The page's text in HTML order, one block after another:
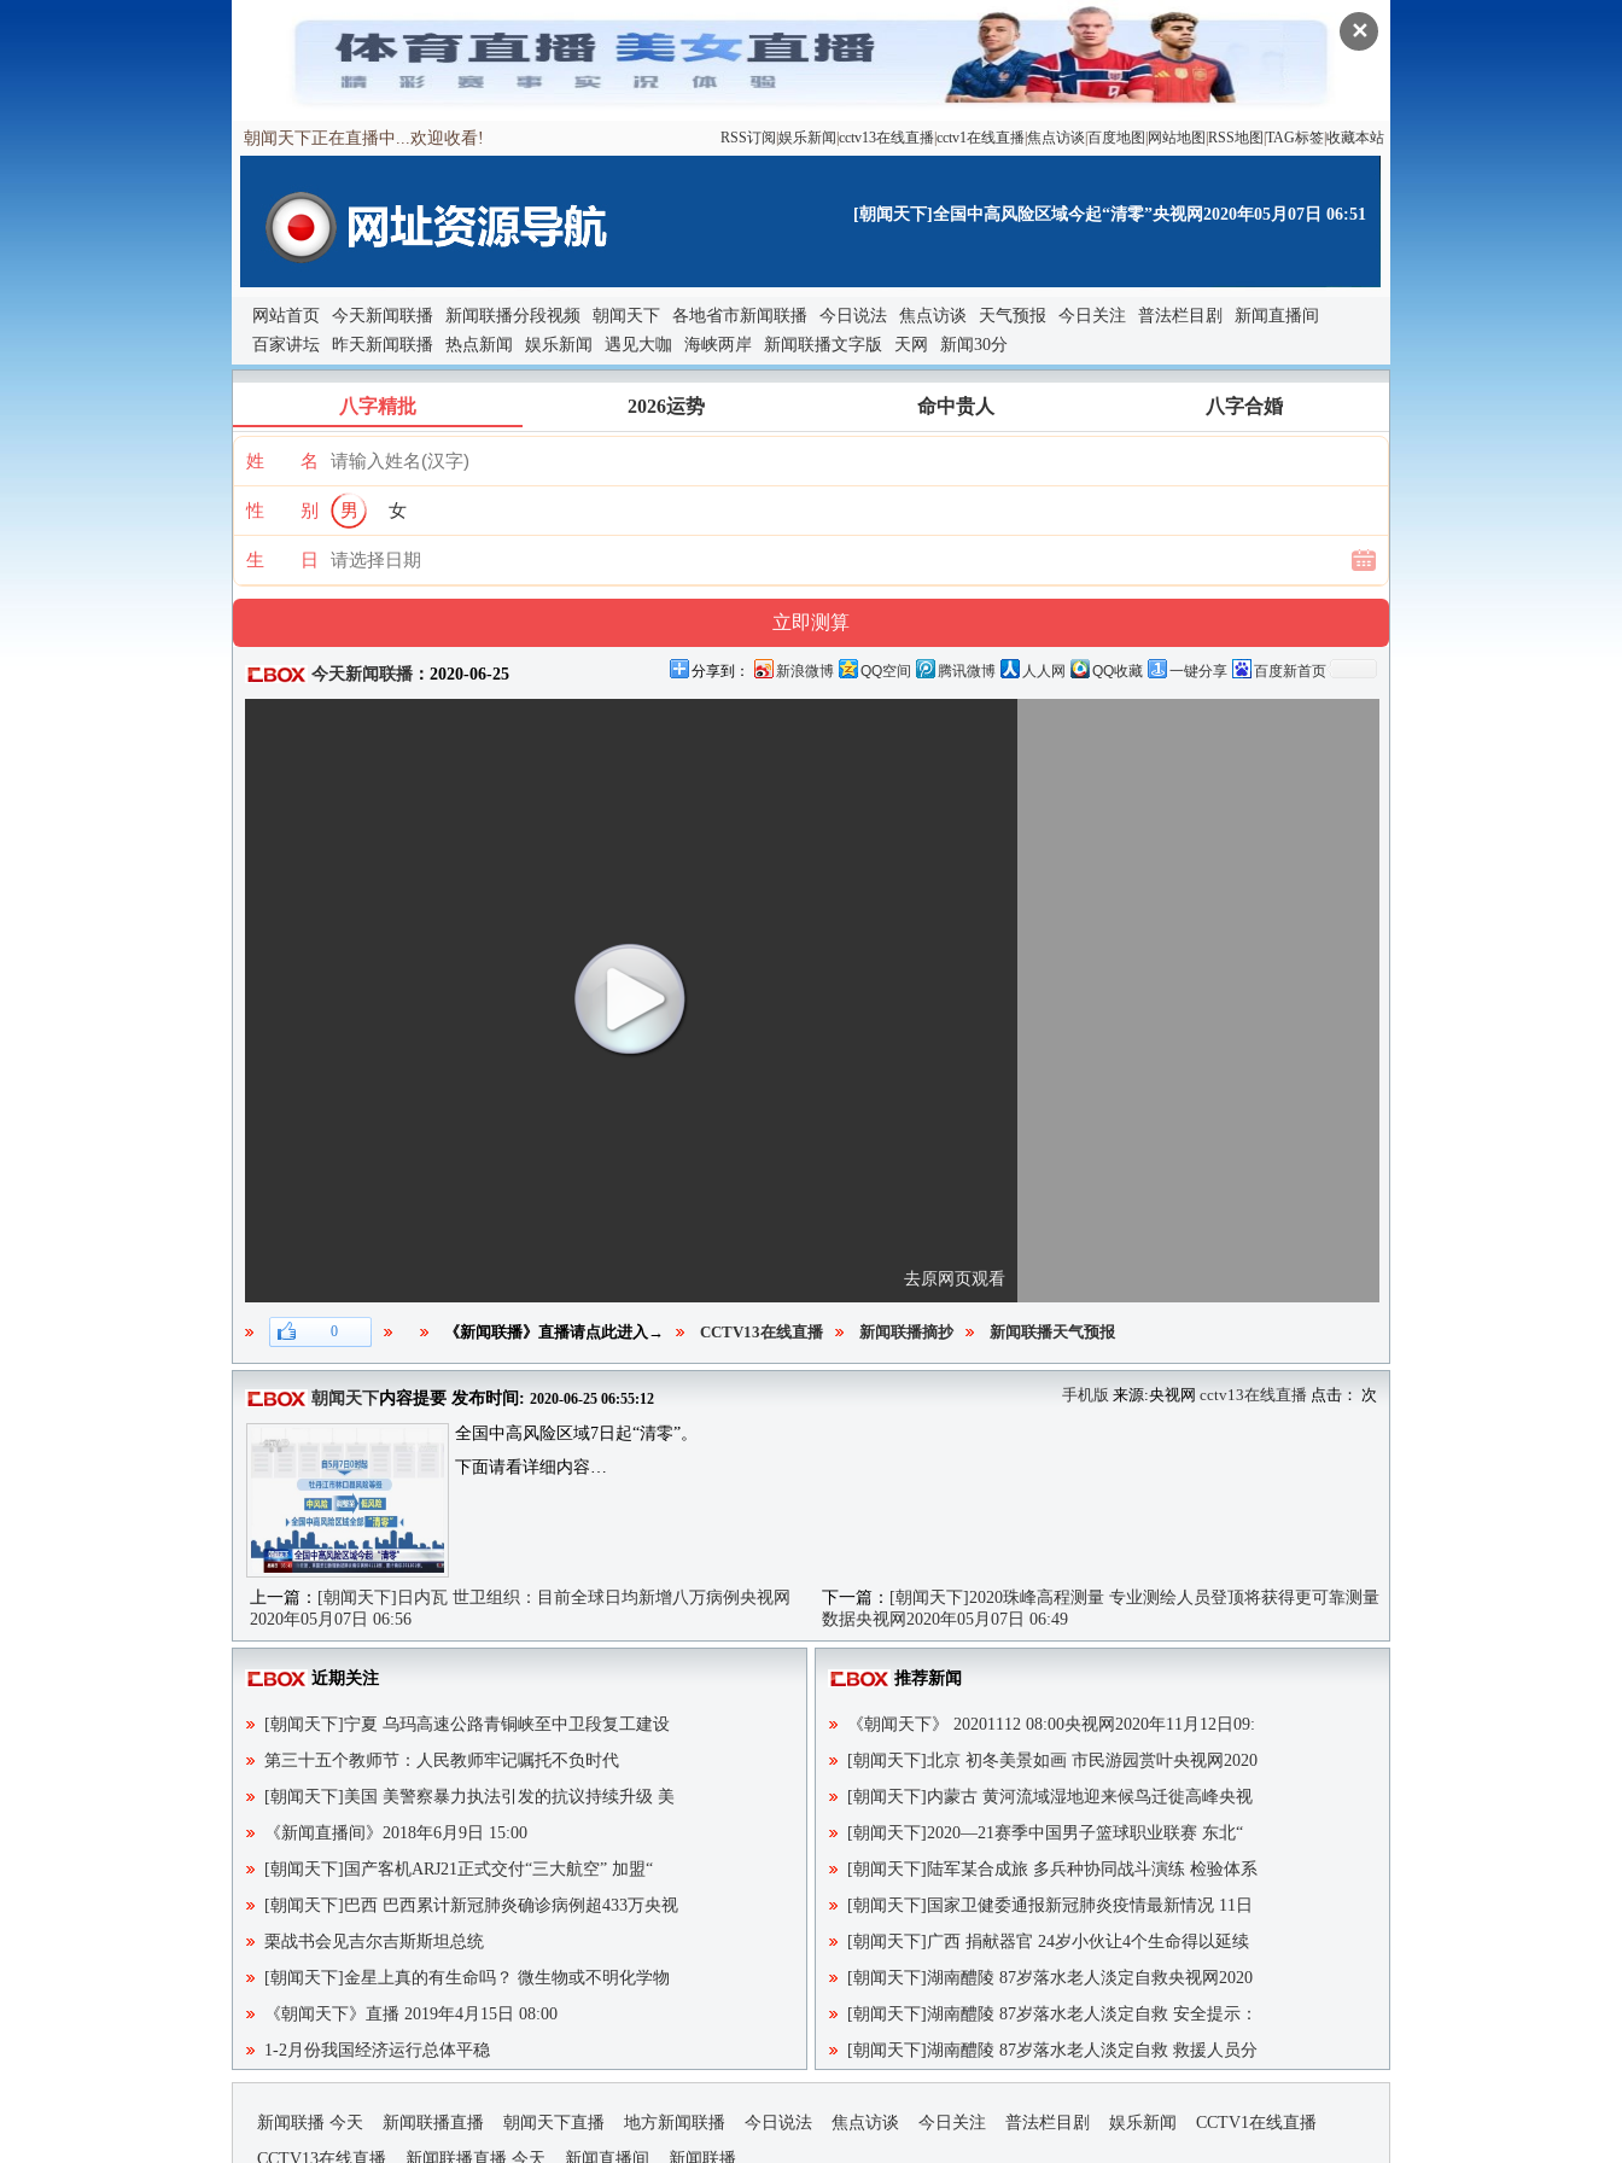
✕
朝闻天下正在直播中...欢迎收看! RSS订阅 娱乐新闻 cctv13在线直播cctv1在线直播焦点访谈 百度地图 网站地图 RSS地图 TAG标签收藏本站
[朝闻天下]全国中高风险区域今起“清零”央视网2020年05月07日 06:51
网站首页 今天新闻联播 新闻联播分段视频 朝闻天下 各地省市新闻联播 今日说法 焦点访谈 天气预报 今日关注 普法栏目剧
新闻直播间
百家讲坛
昨天新闻联播 热点新闻 娱乐新闻 遇见大咖 海峡两岸 新闻联播文字版 天网 新闻30分
八字精批 2026运势 命中贵人 八字合婚
姓 名
性 别 男 女
生 日
今天新闻联播 ：2020-06-25 分享到： 新浪微博 QQ空间 腾讯微博 人人网 QQ收藏 一键分享 百度新首页
去原网页观看
0 《新闻联播》直播请点此进入→ CCTV13在线直播 新闻联播摘抄 新闻联播天气预报
朝闻天下内容提要 发布时间: 2020-06-25 06:55:12 手机版 来源:央视网 cctv13在线直播 点击： 次
全国中高风险区域7日起“清零”。
下面请看详细内容…
上一篇： [朝闻天下]日内瓦 世卫组织：目前全球日均新增八万病例央视网
2020年05月07日 06:56
下一篇： [朝闻天下]2020珠峰高程测量 专业测绘人员登顶将获得更可靠测量
数据央视网2020年05月07日 06:49
推荐新闻
《朝闻天下》 20201112 08:00央视网2020年11月12日09:
[朝闻天下]北京 初冬美景如画 市民游园赏叶央视网2020
[朝闻天下]内蒙古 黄河流域湿地迎来候鸟迁徙高峰央视
[朝闻天下]2020—21赛季中国男子篮球职业联赛 东北“
[朝闻天下]陆军某合成旅 多兵种协同战斗演练 检验体系
[朝闻天下]国家卫健委通报新冠肺炎疫情最新情况 11日
[朝闻天下]广西 捐献器官 24岁小伙让4个生命得以延续
[朝闻天下]湖南醴陵 87岁落水老人淡定自救央视网2020
[朝闻天下]湖南醴陵 87岁落水老人淡定自救 安全提示：
[朝闻天下]湖南醴陵 87岁落水老人淡定自救 救援人员分
近期关注
[朝闻天下]宁夏 乌玛高速公路青铜峡至中卫段复工建设
第三十五个教师节：人民教师牢记嘱托不负时代
[朝闻天下]美国 美警察暴力执法引发的抗议持续升级 美
《新闻直播间》2018年6月9日 15:00
[朝闻天下]国产客机ARJ21正式交付“三大航空” 加盟“
[朝闻天下]巴西 巴西累计新冠肺炎确诊病例超433万央视
栗战书会见吉尔吉斯斯坦总统
[朝闻天下]金星上真的有生命吗？ 微生物或不明化学物
《朝闻天下》直播 2019年4月15日 08:00
1-2月份我国经济运行总体平稳
新闻联播 今天 新闻联播直播 朝闻天下直播 地方新闻联播 今日说法 焦点访谈 今日关注 普法栏目剧 娱乐新闻
CCTV1在线直播
CCTV13在线直播
新闻联播直播 今天 新闻直播间 新闻联播